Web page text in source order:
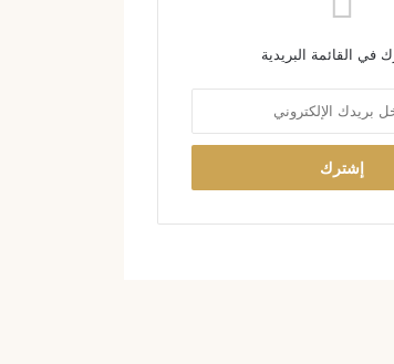
في القائمة البريدية